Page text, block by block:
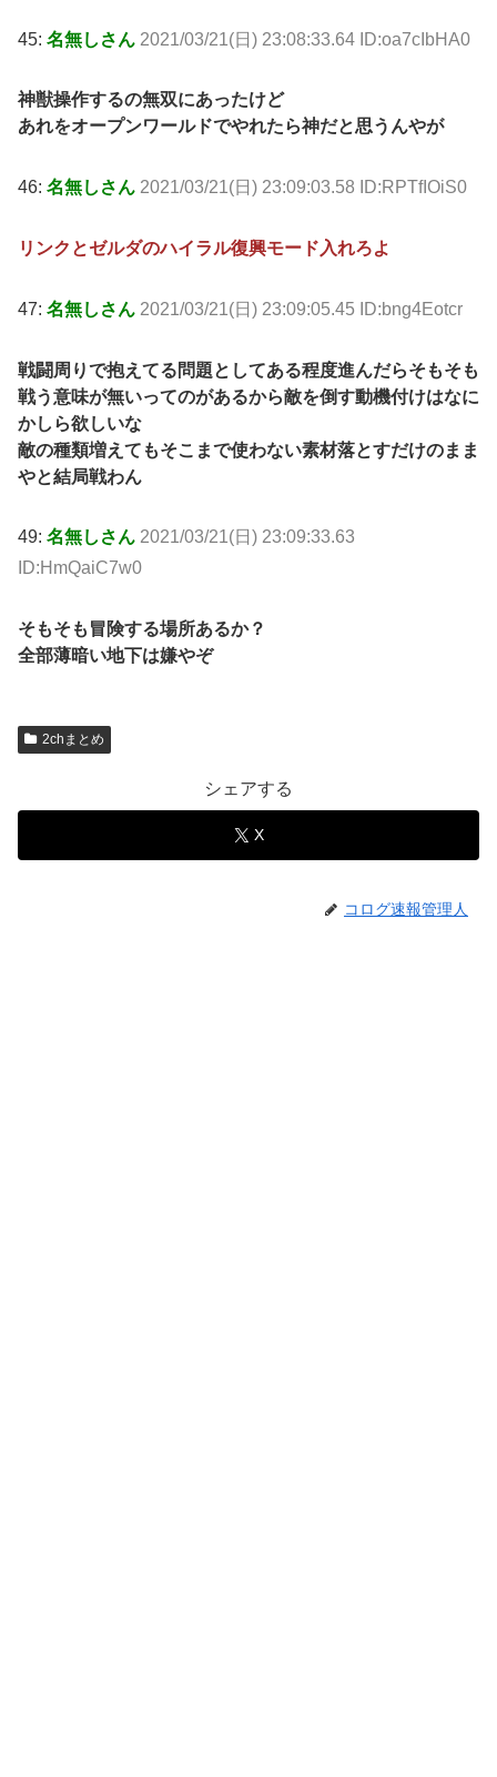
45: 名無しさん 2021/03/21(日) 23:08:33.64 ID:oa7cIbHA0
神獣操作するの無双にあったけど
あれをオープンワールドでやれたら神だと思うんやが
46: 名無しさん 2021/03/21(日) 23:09:03.58 ID:RPTfIOiS0
リンクとゼルダのハイラル復興モード入れろよ
47: 名無しさん 2021/03/21(日) 23:09:05.45 ID:bng4Eotcr
戦闘周りで抱えてる問題としてある程度進んだらそもそも
戦う意味が無いってのがあるから敵を倒す動機付けはなに
かしら欲しいな
敵の種類増えてもそこまで使わない素材落とすだけのまま
やと結局戦わん
49: 名無しさん 2021/03/21(日) 23:09:33.63
ID:HmQaiC7w0
そもそも冒険する場所あるか？
全部薄暗い地下は嫌やぞ
2chまとめ
シェアする
X
コログ速報管理人